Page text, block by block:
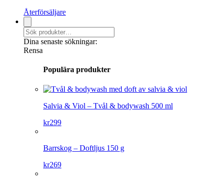
Återförsäljare
Dina senaste sökningar:
Rensa
Populära produkter
Salvia & Viol – Tvål & bodywash 500 ml
kr299
Barrskog – Doftljus 150 g
kr269